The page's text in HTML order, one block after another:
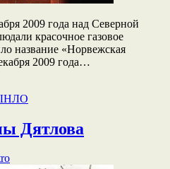
2009 года над Северной
красочное газовое
название «Норвежская
2009 года…
НЛО
Дятлова